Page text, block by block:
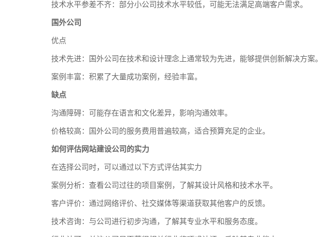
技术水平参差不齐：部分小公司技术水平较低，可能无法满足高端客户需求。
国外公司
优点
技术先进：国外公司在技术和设计理念上通常较为先进，能够提供创新解决方案。
案例丰富：积累了大量成功案例，经验丰富。
缺点
沟通障碍：可能存在语言和文化差异，影响沟通效率。
价格较高：国外公司的服务费用普遍较高，适合预算充足的企业。
如何评估网站建设公司的实力
在选择公司时，可以通过以下方式评估其实力
案例分析：查看公司过往的项目案例，了解其设计风格和技术水平。
客户评价：通过网络评价、社交媒体等渠道获取其他客户的反馈。
技术咨询：与公司进行初步沟通，了解其专业水平和服务态度。